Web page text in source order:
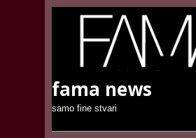
fama news
samo fine stvari